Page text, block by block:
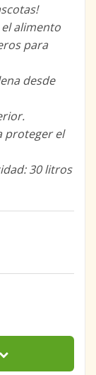
alimento
para
desde
proteger el
30 litros